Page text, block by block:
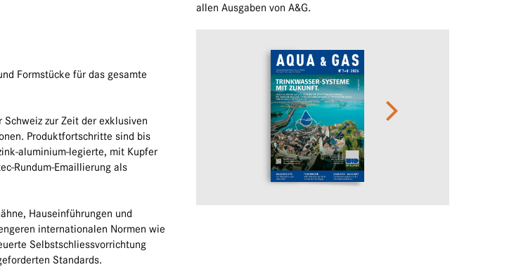
Formstücke für das gesamte
zur Zeit der exklusiven
Produktfortschritte sind bis
aluminium-legierte, mit Kupfer
Rundum-Emaillierung als
Hauseinführungen und
internationalen Normen wie
Selbstschliessvorrichtung
Standards.
allen Ausgaben von A&G.